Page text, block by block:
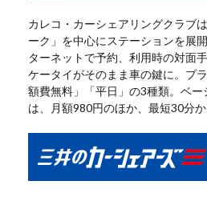
カレコ・カーシェアリングクラブ
ーク」を中心にステーションを展
ターネットで予約、利用時の対面
ケータイがそのまま車の鍵に。プ
額費無料」「平日」の3種類。ベ
は、月額980円のほか、最短30分